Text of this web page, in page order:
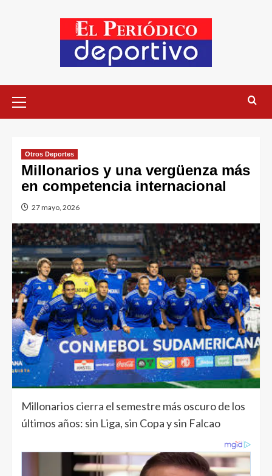
Otros Deportes
Millonarios y una vergüenza más
en competencia internacional
27 mayo, 2026
Millonarios cierra el semestre más oscuro de los
últimos años: sin Liga, sin Copa y sin Falcao